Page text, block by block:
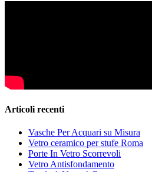
Articoli recenti
Vasche Per Acquari su Misura
Vetro ceramico per stufe Roma
Porte In Vetro Scorrevoli
Vetro Antisfondamento